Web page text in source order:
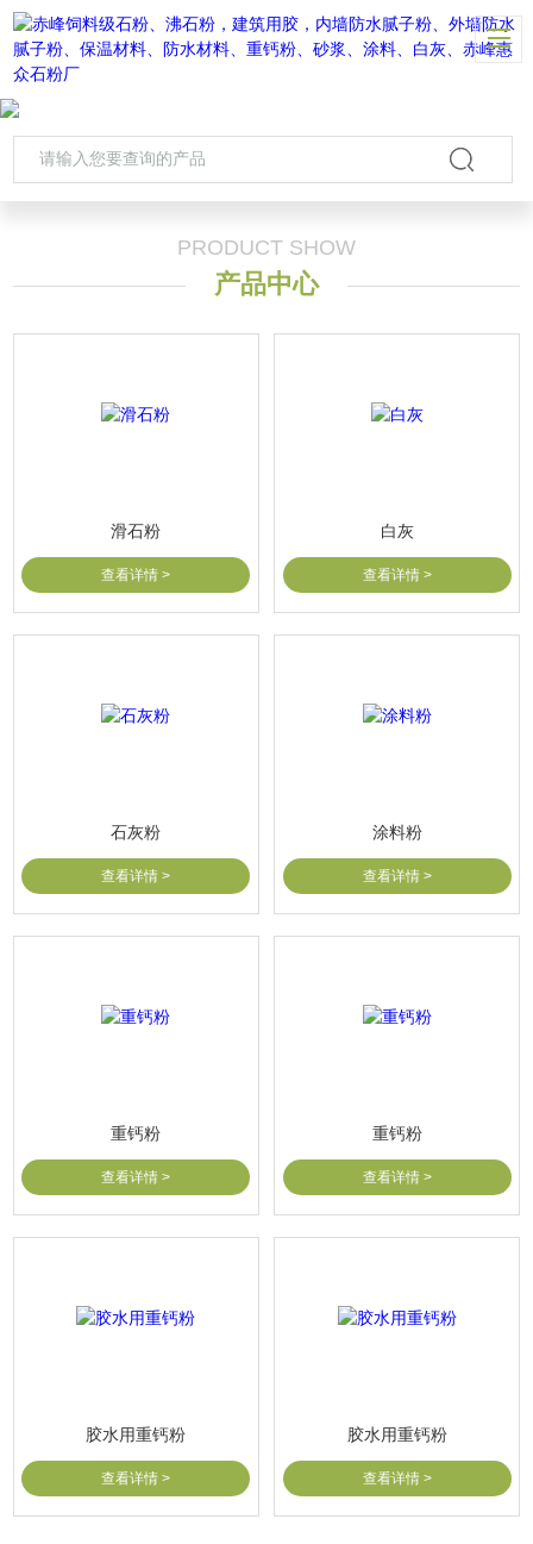
PRODUCT SHOW
产品中心
滑石粉
查看详情 >
白灰
查看详情 >
石灰粉
查看详情 >
涂料粉
查看详情 >
重钙粉
查看详情 >
重钙粉
查看详情 >
胶水用重钙粉
查看详情 >
胶水用重钙粉
查看详情 >